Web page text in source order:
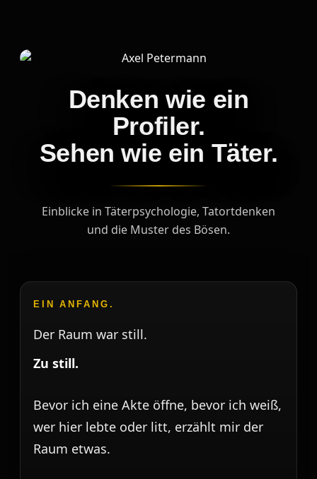
Denken wie ein
Profiler.
Sehen wie ein Täter.
Einblicke in Täterpsychologie, Tatortdenken
und die Muster des Bösen.
EIN ANFANG.
Der Raum war still.
Zu still.
Bevor ich eine Akte öffne, bevor ich weiß,
wer hier lebte oder litt, erzählt mir der
Raum etwas.